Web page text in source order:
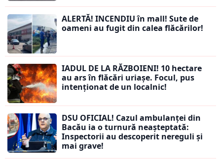
ALERTĂ! INCENDIU în mall! Sute de
oameni au fugit din calea flăcărilor!
IADUL DE LA RĂZBOIENI! 10 hectare
au ars în flăcări uriașe. Focul, pus
intenționat de un localnic!
DSU OFICIAL! Cazul ambulanței din
Bacău ia o turnură neașteptată:
Inspectorii au descoperit nereguli și
mai grave!